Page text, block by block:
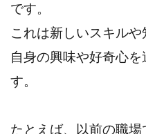
です。
これは新しいスキルや
自身の興味や好奇心
す。
たとえば、以前の職